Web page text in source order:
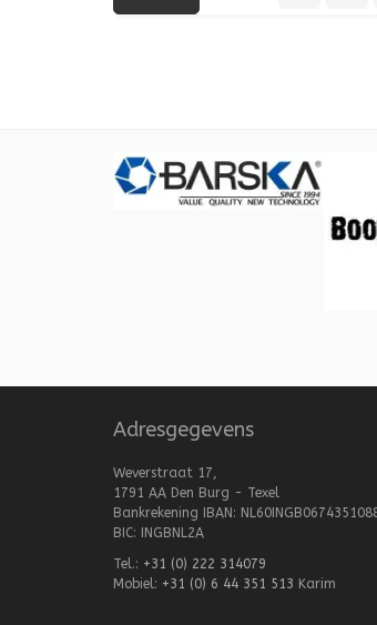
Adresgegevens
Weverstraat 17,
1791 AA Den Burg - Texel
Bankrekening IBAN:
BIC: INGBNL2A
Tel.: +31 (0) 222 314079
Mobiel: +31 (0) 6 44 351 513 Karim